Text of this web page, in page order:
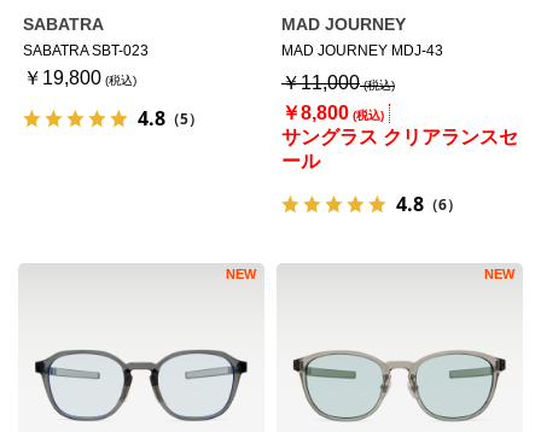
SABATRA
SABATRA SBT-023
￥19,800
4.8 （5）
MAD JOURNEY
MAD JOURNEY MDJ-43
サングラス クリアランスセ
ール
￥8,800
￥11,000
4.8 （6）
NEW NEW